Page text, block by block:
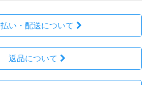
い・配送について
返品について